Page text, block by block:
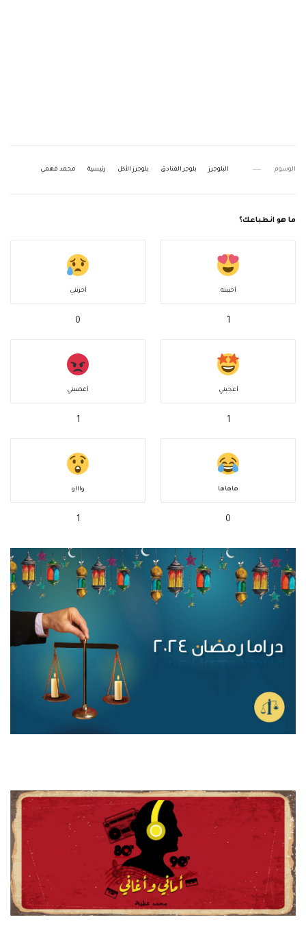
الوسوم البلوجرز بلوجر الفنادق بلوجرز الأكل رئيسية محمد فهمي
ما هو انطباعك؟
أحببته
1
أحزنني
0
أعجبني
1
أغضبني
1
هاهاها
0
واااو
1